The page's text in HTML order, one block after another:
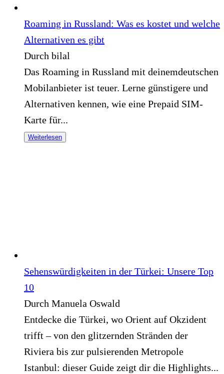
Roaming in Russland: Was es kostet und welche
Alternativen es gibt
Durch bilal
Das Roaming in Russland mit deinemdeutschen
Mobilanbieter ist teuer. Lerne günstigere und
Alternativen kennen, wie eine Prepaid SIM-
Karte für...
Weiterlesen
Sehenswürdigkeiten in der Türkei: Unsere Top
10
Durch Manuela Oswald
Entdecke die Türkei, wo Orient auf Okzident
trifft – von den glitzernden Stränden der
Riviera bis zur pulsierenden Metropole
Istanbul: dieser Guide zeigt dir die Highlights...